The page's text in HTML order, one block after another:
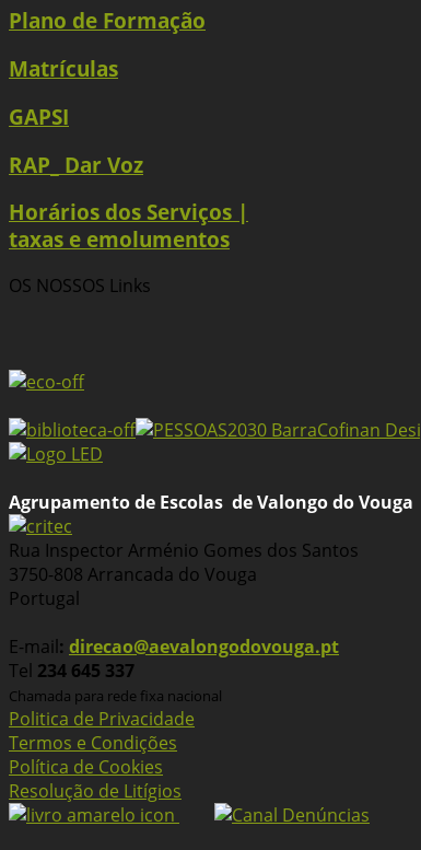
Plano de Formação
Matrículas
GAPSI
RAP_ Dar Voz
Horários dos Serviços |
taxas e emolumentos
OS NOSSOS Links
Agrupamento de Escolas de Valongo do Vouga
Rua Inspector Arménio Gomes dos Santos
3750-808 Arrancada do Vouga
Portugal
E-mail: direcao@aevalongodovouga.pt
Tel 234 645 337
Chamada para rede fixa nacional
Politica de Privacidade
Termos e Condições
Política de Cookies
Resolução de Litígios